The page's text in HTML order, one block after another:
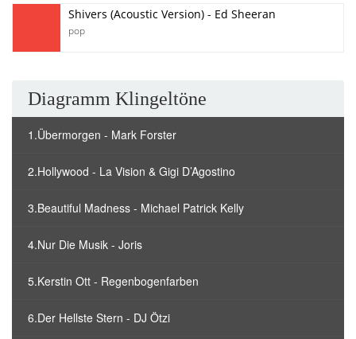
Shivers (Acoustic Version) - Ed Sheeran
pop
Diagramm Klingeltöne
1.Übermorgen - Mark Forster
2.Hollywood - La Vision & Gigi D’Agostino
3.Beautiful Madness - Michael Patrick Kelly
4.Nur Die Musik - Joris
5.Kerstin Ott - Regenbogenfarben
6.Der Hellste Stern - DJ Ötzi